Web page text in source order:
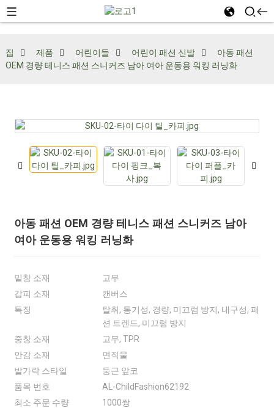
집 제품 어린이들 어린이 패션 신발
아동 패션
OEM 경량 테니스 패션 스니커즈 남아 여아 운동용 워킹 러닝화
아동 패션 OEM 경량 테니스 패션 스니커즈 남아
여아 운동용 워킹 러닝화
밑창 소재
고무
갑피 소재
캔버스
특징
탈취, 통기성, 경량, 미끄럼 방지, 내구성, 패
션 트렌드, 미끄럼 방지
중창 소재
고무, TPR
안감 소재
면직물
발가락 스타일
둥근 앞코
품목 번호
AL-ChildFashion62192
최소 주문 수량
1000쌍